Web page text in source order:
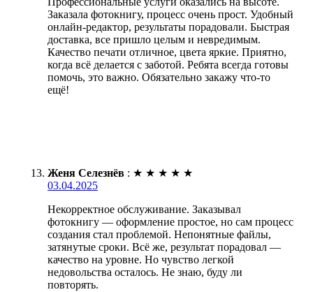
Заказала фотокнигу, процесс очень прост. Удобный
онлайн-редактор, результаты порадовали. Быстрая
доставка, все пришло целым и невредимым.
Качество печати отличное, цвета яркие. Приятно,
когда всё делается с заботой. Ребята всегда готовы
помочь, это важно. Обязательно закажу что-то
ещё!
Женя Селезнёв : ★ ★ ★ ★ ★
03.04.2025
Некорректное обслуживание. Заказывал
фотокнигу — оформление простое, но сам процесс
создания стал проблемой. Непонятные файлы,
затянутые сроки. Всё же, результат порадовал —
качество на уровне. Но чувство легкой
недовольства осталось. Не знаю, буду ли
повторять.